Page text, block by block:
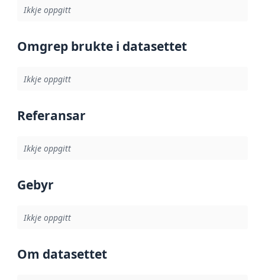
Ikkje oppgitt
Omgrep brukte i datasettet
Ikkje oppgitt
Referansar
Ikkje oppgitt
Gebyr
Ikkje oppgitt
Om datasettet